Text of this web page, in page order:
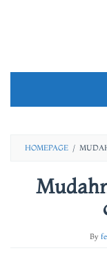
HOMEPAGE /
By